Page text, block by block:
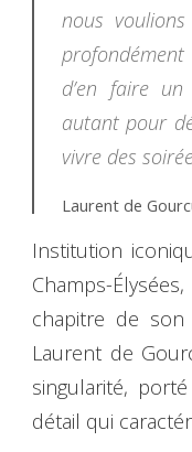
nous
d’en faire
autant pour
vivre des
Laurent de
Institution
Champs-
chapitre de son
Laurent de
singularité,
détail qui